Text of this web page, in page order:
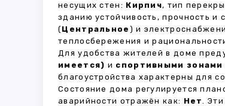
несущих стен: Кирпич, тип
зданию устойчивость, прочность
(Центральное ) и
теплосбережения и
Для удобства жителей в доме
имеется) и спортивными
благоустройства характерны для
Состояние дома регулируется
аварийности отражён как: Нет.